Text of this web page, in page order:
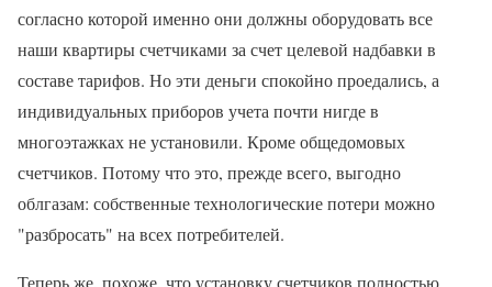
согласно которой именно они должны оборудовать все
наши квартиры счетчиками за счет целевой надбавки в
составе тарифов. Но эти деньги спокойно проедались, а
индивидуальных приборов учета почти нигде в
многоэтажках не установили. Кроме общедомовых
счетчиков. Потому что это, прежде всего, выгодно
облгазам: собственные технологические потери можно
"разбросать" на всех потребителей.
Теперь же, похоже, что установку счетчиков полностью